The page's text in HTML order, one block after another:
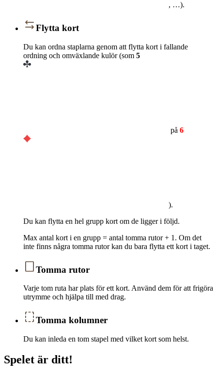
, …).
Flytta kort
Du kan ordna staplarna genom att flytta kort i fallande
ordning och omväxlande kulör (som 5
på 6
).
Du kan flytta en hel grupp kort om de ligger i följd.
Max antal kort i en grupp = antal tomma rutor + 1. Om det
inte finns några tomma rutor kan du bara flytta ett kort i taget.
Tomma rutor
Varje tom ruta har plats för ett kort. Använd dem för att frigöra
utrymme och hjälpa till med drag.
Tomma kolumner
Du kan inleda en tom stapel med vilket kort som helst.
Spelet är ditt!